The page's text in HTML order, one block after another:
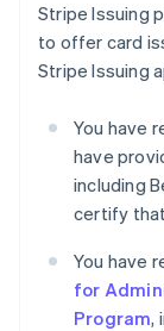
Stripe Issuing
to offer card
Stripe Issuing
You have
have
including
certify
You have
for
Program,
Dinamarca
English
Emiratos
Eslovaquia
Eslovenia
English
España
Estados
English
Estonia